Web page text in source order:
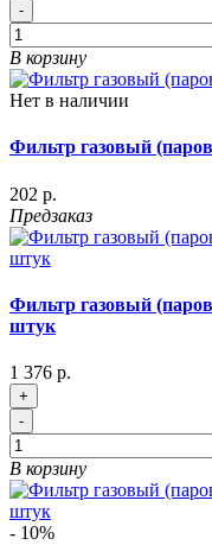
-
В корзину
Нет в наличии
Фильтр газовый
202 р.
Предзаказ
Фильтр газовый
штук
1 376 р.
+
-
В корзину
- 10%